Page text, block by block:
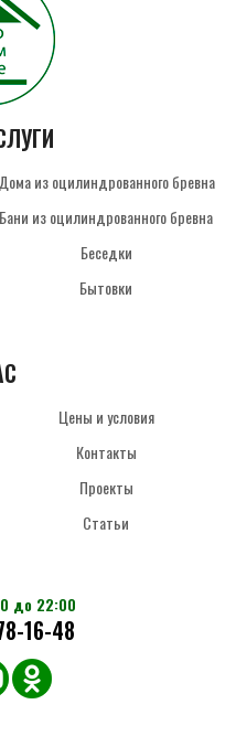
Дома из оцилиндрованного бревна
Бани из оцилиндрованного бревна
Беседки
Бытовки
Цены и условия
Контакты
Проекты
Статьи
до 22:00
16-48